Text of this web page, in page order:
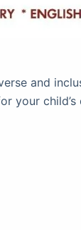
and
your child’s